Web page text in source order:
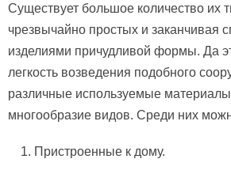
Существует большое количество их
чрезвычайно простых и заканчивая
изделиями причудливой формы. Да
легкость возведения подобного
различные используемые
многообразие видов. Среди них
Пристроенные к дому.